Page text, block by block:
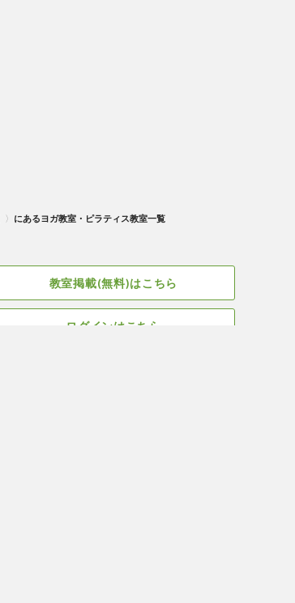
〉 にあるヨガ教室・ピラティス教室一覧
教室掲載(無料)はこちら
ログインはこちら